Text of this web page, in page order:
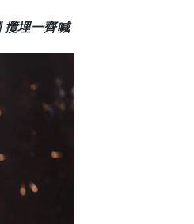
攬埋一齊喊